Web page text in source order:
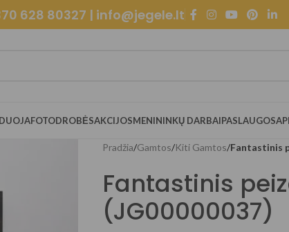
628 80327 | info@jegele.lt
FOTODROBĖSAKCIJOSMENININKŲ DARBAIPASLAUGOS
Pradžia/Gamtos/Kiti Gamtos/Fantastinis
Fantastinis
(JG00000037)